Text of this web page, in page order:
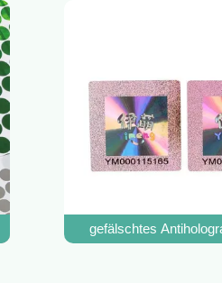
Antifälschung
gefälschtes